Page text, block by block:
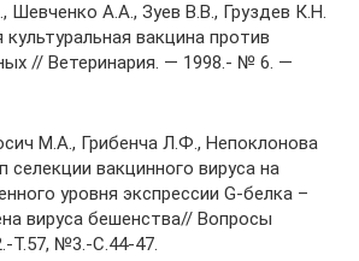
Шевченко А.А., Зуев В.В., Груздев К.Н.
вакцина против
// Ветеринария. — 1998.- № 6. —
М.А., Грибенча Л.Ф., Непоклонова
селекции вакцинного вируса на
уровня экспрессии G-белка –
вируса бешенства// Вопросы
Т.57, №3.-С.44-47.